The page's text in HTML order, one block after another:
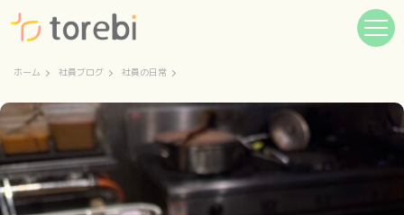
ホーム 社員ブログ 社員の日常